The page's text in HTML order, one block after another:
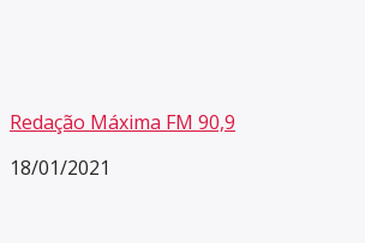
Redação Máxima FM 90,9
18/01/2021